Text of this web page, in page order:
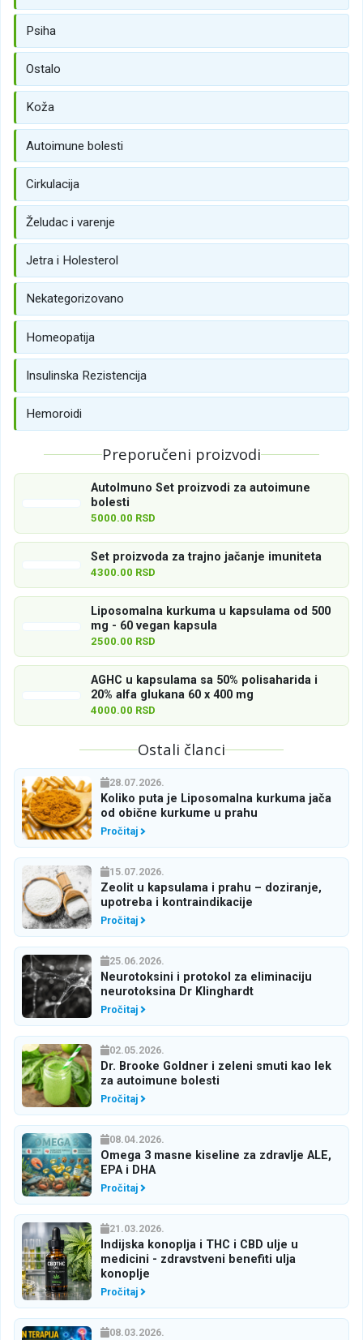
Psiha
Ostalo
Koža
Autoimune bolesti
Cirkulacija
Želudac i varenje
Jetra i Holesterol
Nekategorizovano
Homeopatija
Insulinska Rezistencija
Hemoroidi
Preporučeni proizvodi
AutoImuno Set proizvodi za autoimune
bolesti
5000.00 RSD
Set proizvoda za trajno jačanje imuniteta
4300.00 RSD
Liposomalna kurkuma u kapsulama od 500
mg - 60 vegan kapsula
2500.00 RSD
AGHC u kapsulama sa 50% polisaharida i
20% alfa glukana 60 x 400 mg
4000.00 RSD
Ostali članci
28.07.2026.
Koliko puta je Liposomalna kurkuma jača
od obične kurkume u prahu
Pročitaj
15.07.2026.
Zeolit u kapsulama i prahu – doziranje,
upotreba i kontraindikacije
Pročitaj
25.06.2026.
Neurotoksini i protokol za eliminaciju
neurotoksina Dr Klinghardt
Pročitaj
02.05.2026.
Dr. Brooke Goldner i zeleni smuti kao lek
za autoimune bolesti
Pročitaj
08.04.2026.
Omega 3 masne kiseline za zdravlje ALE,
EPA i DHA
Pročitaj
21.03.2026.
Indijska konoplja i THC i CBD ulje u
medicini - zdravstveni benefiti ulja
konoplje
Pročitaj
08.03.2026.